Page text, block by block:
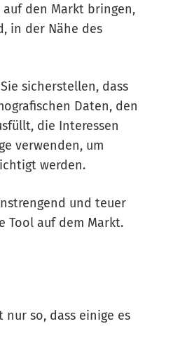
auf den Markt bringen,
in der Nähe des
sicherstellen, dass
Daten, den
die Interessen
verwenden, um
werden.
und teuer
Tool auf dem Markt.
so, dass einige es